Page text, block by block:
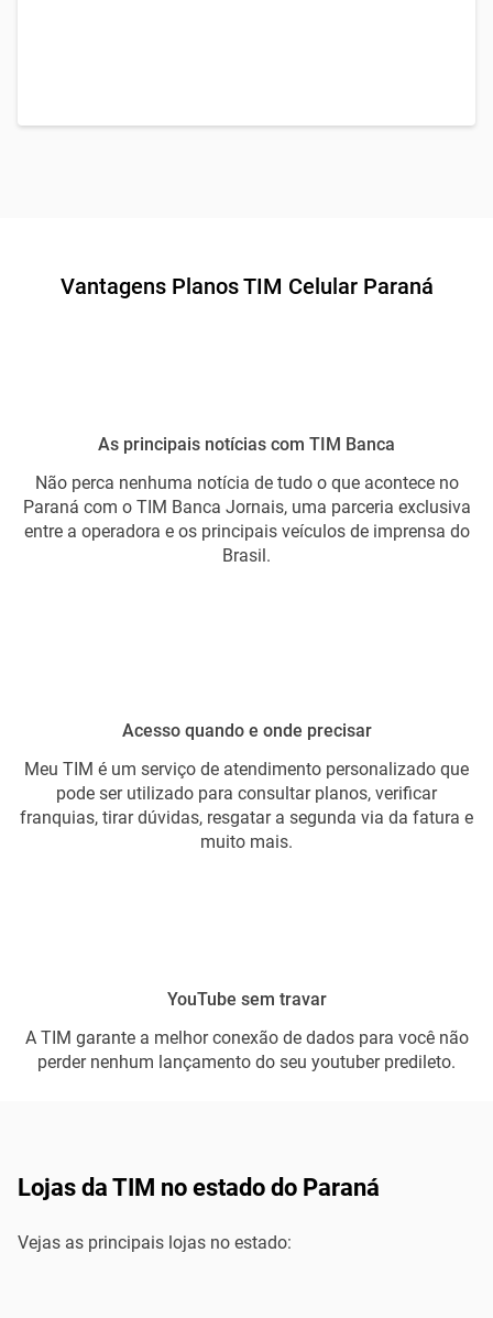
Vantagens Planos TIM Celular Paraná
As principais notícias com TIM Banca
Não perca nenhuma notícia de tudo o que acontece no
Paraná com o TIM Banca Jornais, uma parceria exclusiva
entre a operadora e os principais veículos de imprensa do
Brasil.
Acesso quando e onde precisar
Meu TIM é um serviço de atendimento personalizado que
pode ser utilizado para consultar planos, verificar
franquias, tirar dúvidas, resgatar a segunda via da fatura e
muito mais.
YouTube sem travar
A TIM garante a melhor conexão de dados para você não
perder nenhum lançamento do seu youtuber predileto.
Lojas da TIM no estado do Paraná
Vejas as principais lojas no estado: